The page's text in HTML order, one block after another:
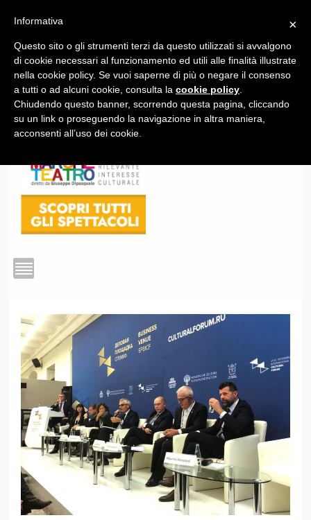
1
×
Informativa
Questo sito o gli strumenti terzi da questo utilizzati si avvalgono
di cookie necessari al funzionamento ed utili alle finalità illustrate
nella cookie policy. Se vuoi saperne di più o negare il consenso
a tutti o ad alcuni cookie, consulta la cookie policy
Chiudendo questo banner, scorrendo questa pagina, cliccando
su un link o proseguendo la navigazione in altra maniera,
acconsenti all’uso dei cookie.